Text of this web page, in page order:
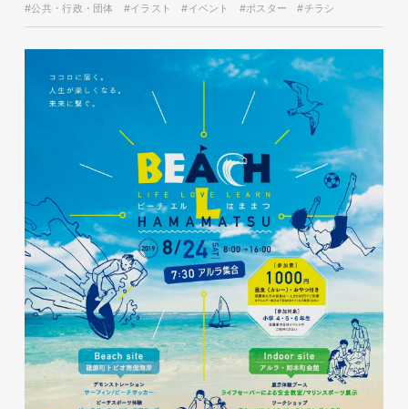
印刷物
#アパレル・ファッション
glitter8様 カタログ
#アパレル・ファッション
#カタログ
磐田商工会議所様 磐田市商店
会連盟チラシ
#公共・行政・団体
#イラスト #イベント #ポスター #チラシ